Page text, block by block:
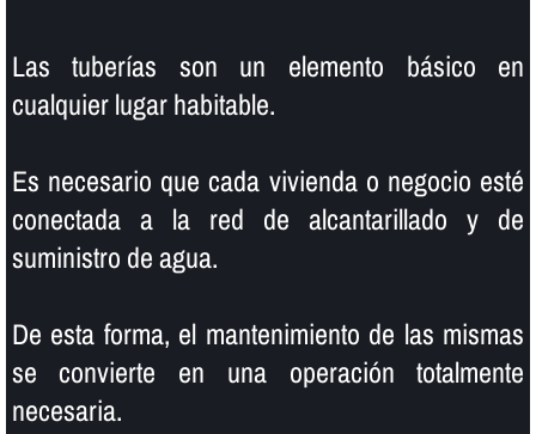
Las tuberí­as son un elemento básico en
cualquier lugar habitable.
Es necesario que cada vivienda o negocio esté
conectada a la red de alcantarillado y de
suministro de agua.
De esta forma, el mantenimiento de las mismas
se convierte en una operación totalmente
necesaria.